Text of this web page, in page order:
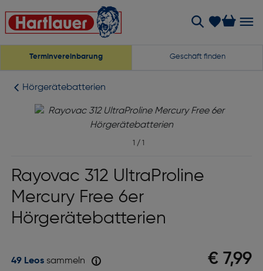
Terminvereinbarung Geschäft finden
Hörgerätebatterien
1 / 1
Rayovac 312 UltraProline
Mercury Free 6er
Hörgerätebatterien
€ 7,99
49 Leossammeln